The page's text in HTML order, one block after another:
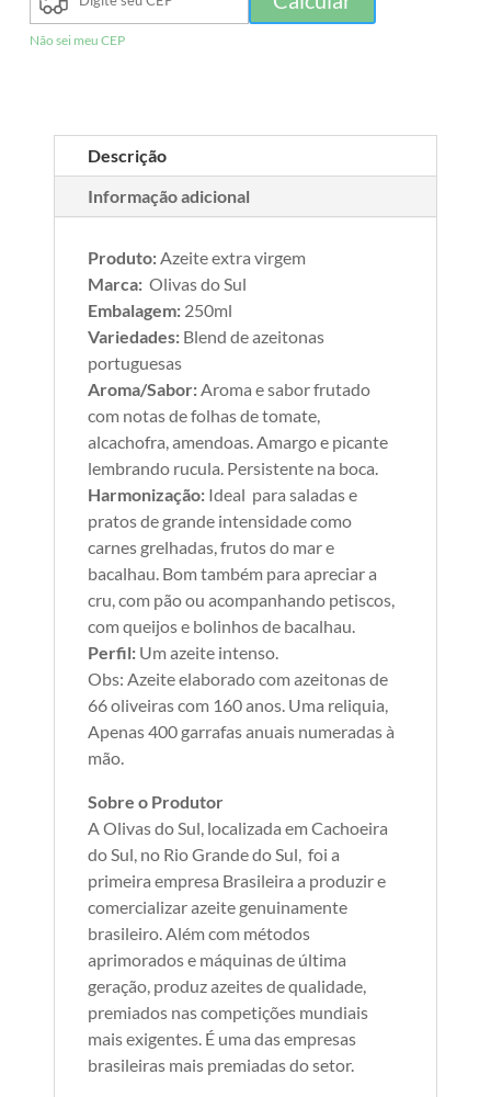
Não sei meu CEP
Descrição
Informação adicional
Produto: Azeite extra virgem
Marca:Olivas do Sul
Embalagem:250ml
Variedades:Blend de azeitonas
portuguesas
Aroma/Sabor:Aroma e sabor frutado
com notas de folhas de tomate,
alcachofra, amendoas. Amargo e picante
lembrando rucula. Persistente na boca.
Harmonização: Ideal para saladas e
pratos de grande intensidade como
carnes grelhadas, frutos do mar e
bacalhau. Bom também para apreciar a
cru, com pão ou acompanhando petiscos,
com queijos e bolinhos de bacalhau.
Perfil:Um azeite intenso.
Obs: Azeite elaborado com azeitonas de
66 oliveiras com 160 anos. Uma reliquia,
Apenas 400 garrafas anuais numeradas à
mão.
Sobre o Produtor
A Olivas do Sul, localizada em Cachoeira
do Sul, no Rio Grande do Sul, foi a
primeira empresa Brasileira a produzir e
comercializar azeite genuinamente
brasileiro. Além com métodos
aprimorados e máquinas de última
geração, produz azeites de qualidade,
premiados nas competições mundiais
mais exigentes. É uma das empresas
brasileiras mais premiadas do setor.